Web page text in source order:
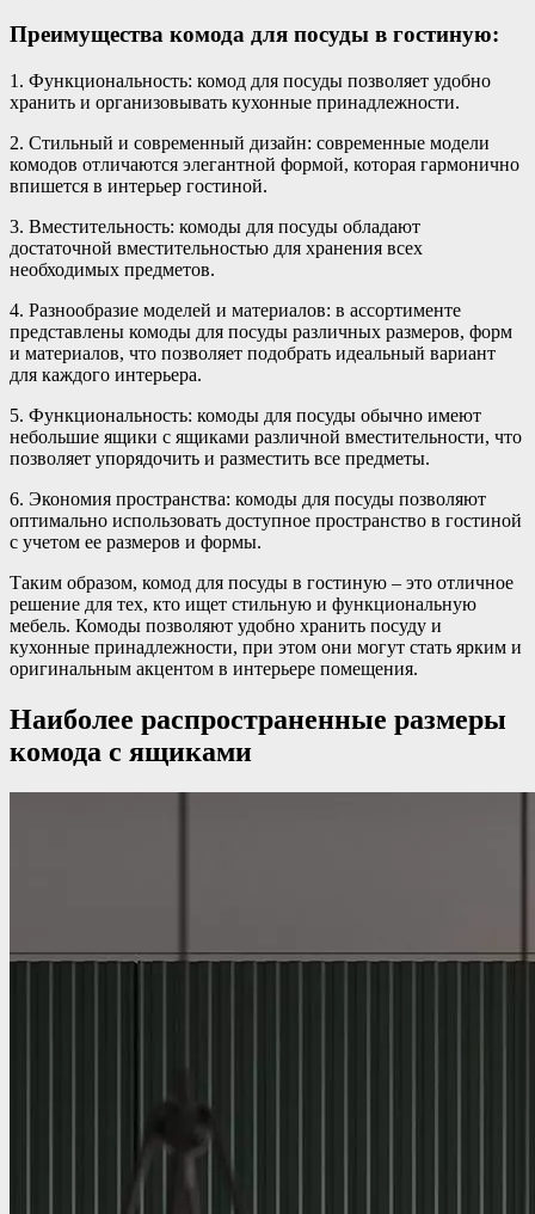
Преимущества комода для посуды в гостиную:
1. Функциональность: комод для посуды позволяет удобно
хранить и организовывать кухонные принадлежности.
2. Стильный и современный дизайн: современные модели
комодов отличаются элегантной формой, которая гармонично
впишется в интерьер гостиной.
3. Вместительность: комоды для посуды обладают
достаточной вместительностью для хранения всех
необходимых предметов.
4. Разнообразие моделей и материалов: в ассортименте
представлены комоды для посуды различных размеров, форм
и материалов, что позволяет подобрать идеальный вариант
для каждого интерьера.
5. Функциональность: комоды для посуды обычно имеют
небольшие ящики с ящиками различной вместительности, что
позволяет упорядочить и разместить все предметы.
6. Экономия пространства: комоды для посуды позволяют
оптимально использовать доступное пространство в гостиной
с учетом ее размеров и формы.
Таким образом, комод для посуды в гостиную – это отличное
решение для тех, кто ищет стильную и функциональную
мебель. Комоды позволяют удобно хранить посуду и
кухонные принадлежности, при этом они могут стать ярким и
оригинальным акцентом в интерьере помещения.
Наиболее распространенные размеры
комода с ящиками